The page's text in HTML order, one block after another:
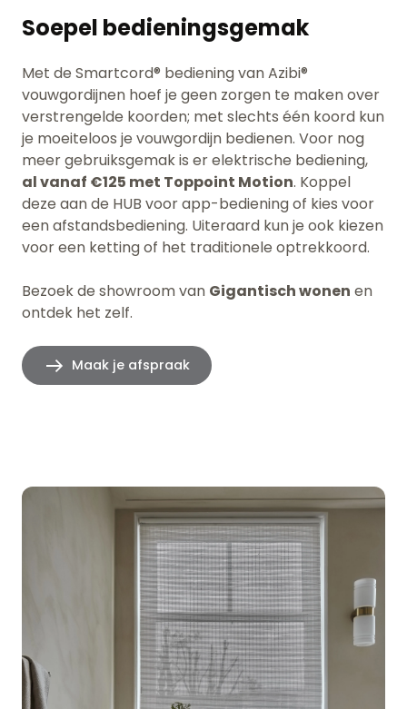
Soepel bedieningsgemak
Met de Smartcord® bediening van Azibi®
vouwgordijnen hoef je geen zorgen te maken over
verstrengelde koorden; met slechts één koord kun
je moeiteloos je vouwgordijn bedienen. Voor nog
meer gebruiksgemak is er elektrische bediening,
al vanaf €125 met Toppoint Motion. Koppel
deze aan de HUB voor app-bediening of kies voor
een afstandsbediening. Uiteraard kun je ook kiezen
voor een ketting of het traditionele optrekkoord.
Bezoek de showroom van Gigantisch wonen en
ontdek het zelf.
Maak je afspraak